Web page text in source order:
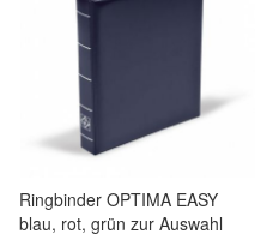
Ringbinder OPTIMA EASY
blau, rot, grün zur Auswahl